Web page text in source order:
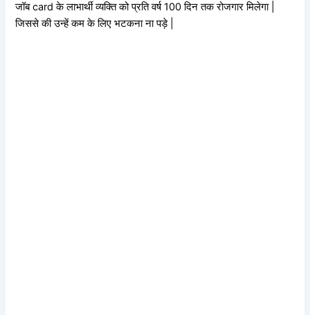
जॉब card के लाभार्थी व्यक्ति को प्रति वर्ष 100 दिन तक रोजगार मिलेगा |
जिससे की उन्हें कम के लिए भटकना ना पड़े |